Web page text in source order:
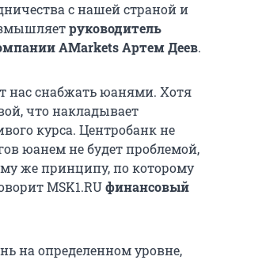
с нашей страной и
руководитель
AMarkets Артем Деев.
нас снабжать юанями. Хотя
что накладывает
курса. Центробанк не
юанем не будет проблемой,
же принципу, по которому
MSK1.RUфинансовый
на определенном уровне,